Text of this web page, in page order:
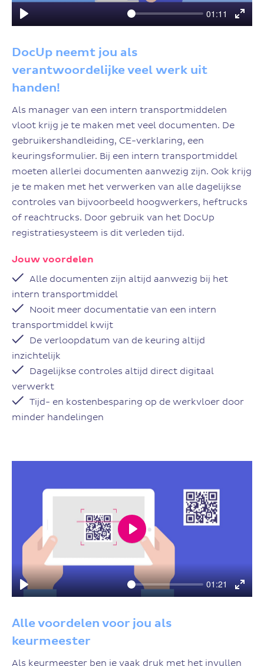
DocUp neemt jou als
verantwoordelijke veel werk uit
handen!
Als manager van een intern transportmiddelen
vloot krijg je te maken met veel documenten. De
gebruikershandleiding, CE-verklaring, een
keuringsformulier. Bij een intern transportmiddel
moeten allerlei documenten aanwezig zijn. Ook krijg
je te maken met het verwerken van alle dagelijkse
controles van bijvoorbeeld hoogwerkers, heftrucks
of reachtrucks. Door gebruik van het DocUp
registratiesysteem is dit verleden tijd.
Jouw voordelen
Alle documenten zijn altijd aanwezig bij het
intern transportmiddel
Nooit meer documentatie van een intern
transportmiddel kwijt
De verloopdatum van de keuring altijd
inzichtelijk
Dagelijkse controles altijd direct digitaal
verwerkt
Tijd- en kostenbesparing op de werkvloer door
minder handelingen
Play
01:11
Enter
Play
01:21
Enter
Play
Alle voordelen voor jou als
keurmeester
Als keurmeester ben je vaak druk met het invullen